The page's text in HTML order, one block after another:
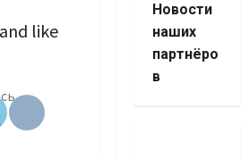
like
Новости
наших
партнёро
в